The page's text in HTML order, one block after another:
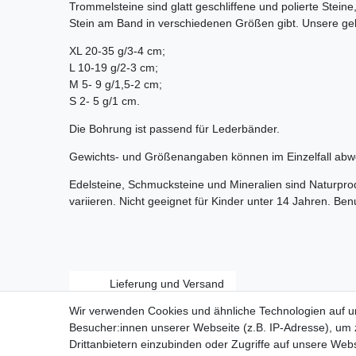
Trommelsteine sind glatt geschliffene und polierte
Stein am Band in verschiedenen Größen gibt. Unsere
XL 20-35 g/3-4 cm;
L 10-19 g/2-3 cm;
M 5- 9 g/1,5-2 cm;
S 2- 5 g/1 cm.
Die Bohrung ist passend für Lederbänder.
Gewichts- und Größenangaben können im Einzelfall
Edelsteine, Schmucksteine und Mineralien sind
variieren. Nicht geeignet für Kinder unter 14 Jahren.
Lieferung und Versand
Wir verwenden Cookies und ähnliche Technologien auf
Besucher:innen unserer Webseite (z.B. IP-Adresse),
Drittanbietern einzubinden oder Zugriffe auf unsere